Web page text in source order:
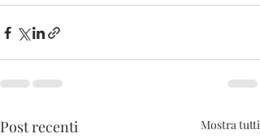
Post recenti Mostra tutti